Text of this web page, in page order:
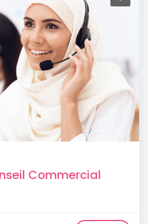
Commercial